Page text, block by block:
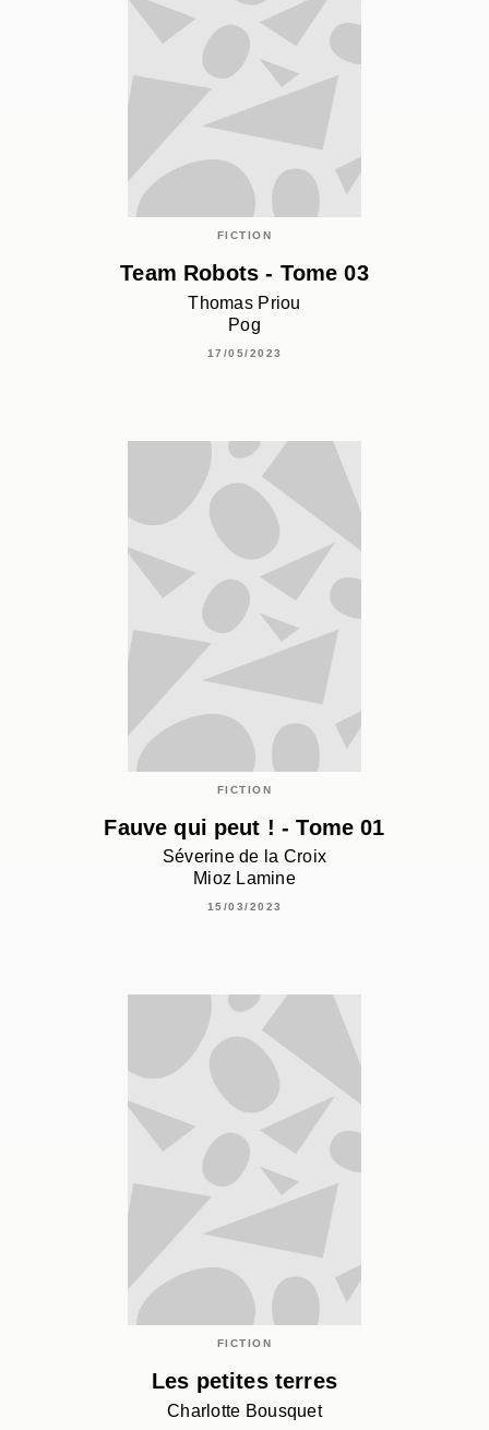
FICTION
Team Robots - Tome 03
Thomas Priou
Pog
17/05/2023
FICTION
Fauve qui peut ! - Tome 01
Séverine de la Croix
Mioz Lamine
15/03/2023
FICTION
Les petites terres
Charlotte Bousquet